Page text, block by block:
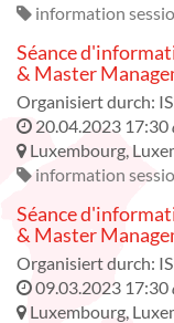
information
Séance
& Master
Organisiert durch:
20.04.2023 17:30
Luxembourg,
information
Séance
& Master
Organisiert durch:
09.03.2023 17:30
Luxembourg,